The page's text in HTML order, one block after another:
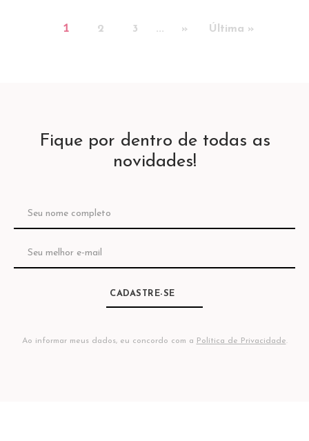
1 2 3 ... » Última »
Fique por dentro de todas as
novidades!
CADASTRE-SE
Ao informar meus dados, eu concordo com a Política de Privacidade.